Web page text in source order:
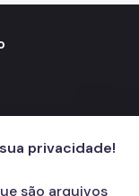
privacidade!
são arquivos